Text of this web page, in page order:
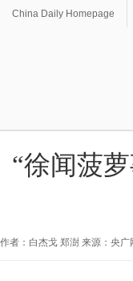
China Daily Homepage
“徐闻菠
作者：白杰戈 郑澍 来源：央广